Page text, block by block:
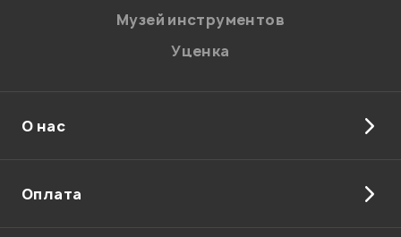
Отправить
Музей инструментов
Уценка
О нас
Оплата